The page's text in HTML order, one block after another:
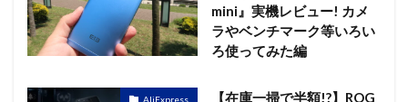
mini』実機レビュー! カメ
ラやベンチマーク等いろい
ろ使ってみた編
AliExpress
【在庫一掃で半額!?】ROG